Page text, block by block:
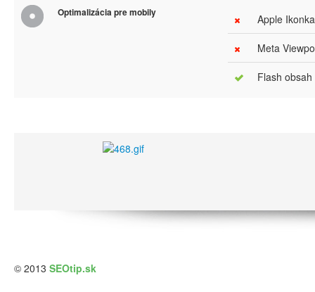
Optimalizácia pre mobily Apple Ikonka
Meta
Flash obsah
© 2013 SEOtip.sk